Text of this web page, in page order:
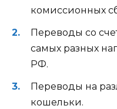
комиссионных
Переводы со
самых разных
РФ.
Переводы на
кошельки.